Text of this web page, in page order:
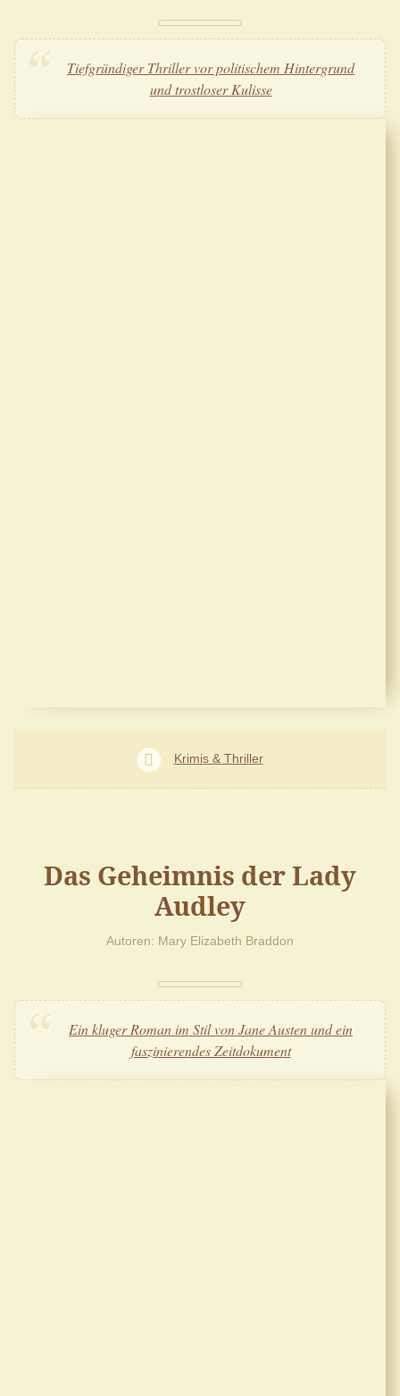
Tiefgründiger Thriller vor politischem Hintergrund
und trostloser Kulisse
Krimis & Thriller
Das Geheimnis der Lady
Audley
Autoren Mary Elizabeth Braddon
Ein kluger Roman im Stil von Jane Austen und ein
faszinierendes Zeitdokument